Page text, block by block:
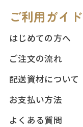
ご利用ガイド
はじめての方へ
ご注文の流れ
配送資材について
お支払い方法
よくある質問